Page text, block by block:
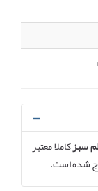
سبزکاملا معتبر
شده است.